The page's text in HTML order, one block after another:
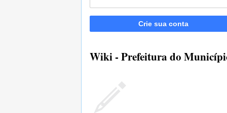
Crie sua conta
Wiki - Prefeitura do